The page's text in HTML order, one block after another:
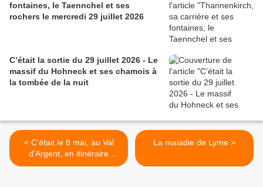
fontaines, le Taennchel et ses
rochers le mercredi 29 juillet 2026
C’était la sortie du 29 juillet 2026 - Le
massif du Hohneck et ses chamois à
la tombée de la nuit
< C'était le 8 mai, au Val
d'Argent, en itinéraire
découverte
La maladie de Lyme >